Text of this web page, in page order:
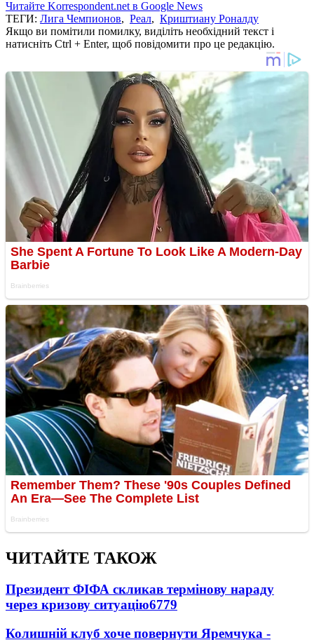
Читайте Korrespondent.net в Google News
ТЕГИ: Лига Чемпионов, Реал, Криштиану Роналду
Якщо ви помітили помилку, виділіть необхідний текст і
натисніть Ctrl + Enter, щоб повідомити про це редакцію.
ЧИТАЙТЕ ТАКОЖ
Президент ФІФА скликав термінову нараду
через кризову ситуацію6779
Колишній клуб хоче повернути Яремчука -